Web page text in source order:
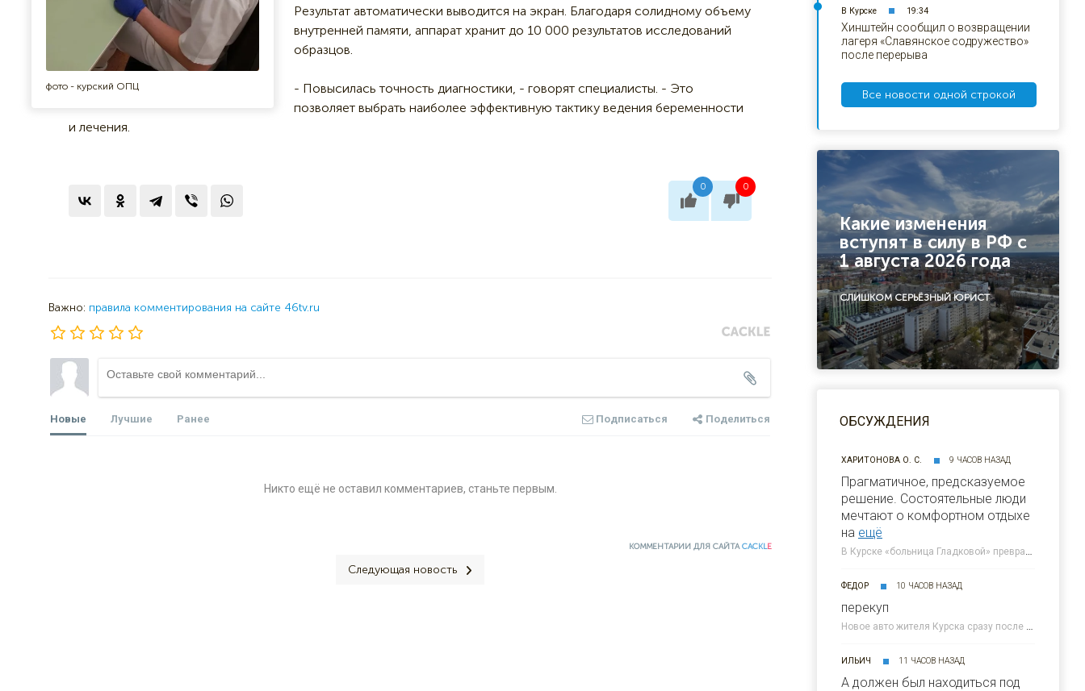
фото - курский ОПЦ
Результат автоматически выводится на экран. Благодаря солидному объему
внутренней памяти, аппарат хранит до 10 000 результатов исследований
образцов.
- Повысилась точность диагностики, - говорят специалисты. - Это
позволяет выбрать наиболее эффективную тактику ведения беременности
и лечения.
0 0
Важно: правила комментирования на сайте 46tv.ru
Новые Лучшие Ранее Подписаться Поделиться
Никто ещё не оставил комментариев, станьте первым.
КОММЕНТАРИИ ДЛЯ САЙТАCACKLE
Следующая новость
В Курске 19:34
Хинштейн сообщил о возвращении
лагеря «Славянское содружество»
после перерыва
Все новости одной строкой
Какие изменения
вступят в силу в РФ с
1 августа 2026 года
СЛИШКОМ СЕРЬЁЗНЫЙ ЮРИСТ
ОБСУЖДЕНИЯ
ХАРИТОНОВА О. С. 9 ЧАСОВ НАЗАД
Прагматичное, предсказуемое
решение. Состоятельные люди
мечтают о комфортном отдыхе
на ещё
В Курске «больница Гладковой» превратится в отель 4* к 2030 году » 46ТВ Курское Интернет Телевидение
ФЕДОР 10 ЧАСОВ НАЗАД
перекуп
Новое авто жителя Курска сразу после покупки попало под атаку ВСУ » 46ТВ Курское Интернет Телевидение
ИЛЬИЧ 11 ЧАСОВ НАЗАД
А должен был находиться под